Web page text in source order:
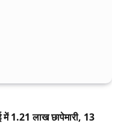
में 1.21 लाख छापेमारी, 13